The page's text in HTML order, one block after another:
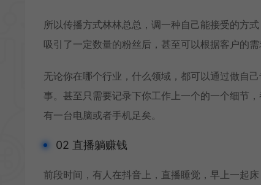
所以传播方式林林总总，调一种自己能接受的方
吸引了一定数量的粉丝后，甚至可以根据客户的需
无论你在哪个行业，什么领域，都可以通过做自
事。甚至只需要记录下你工作上一个的一个细节
有一台电脑或者手机足矣。
02 直播躺赚钱
前段时间，有人在抖音上，直播睡觉，早上一起